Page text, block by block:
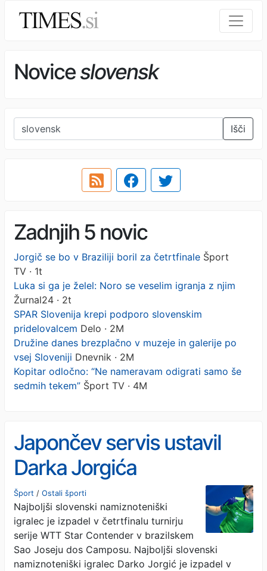
Noviceslovensk
Išči
Zadnjih 5 novic
Jorgič se bo v Braziliji boril za četrtfinale Šport
TV · 1t
Luka si ga je želel: Noro se veselim igranja z njim
Žurnal24 · 2t
SPAR Slovenija krepi podporo slovenskim
pridelovalcem Delo · 2M
Družine danes brezplačno v muzeje in galerije po
vsej Sloveniji Dnevnik · 2M
Kopitar odločno: “Ne nameravam odigrati samo še
sedmih tekem” Šport TV · 4M
Japončev servis ustavil
Darka Jorgića
Šport / Ostali športi
Najboljši slovenski namiznoteniški
igralec je izpadel v četrtfinalu turnirju
serije WTT Star Contender v brazilskem
Sao Joseju dos Camposu. Najboljši slovenski
namiznoteniški igralec Darko Jorgić je izpadel v